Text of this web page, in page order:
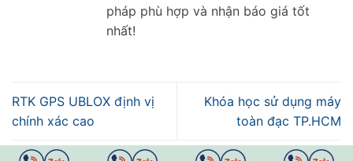
pháp phù hợp và nhận báo giá tốt
nhất!
RTK GPS UBLOX định vị
chính xác cao
Khóa học sử dụng máy
toàn đạc TP.HCM